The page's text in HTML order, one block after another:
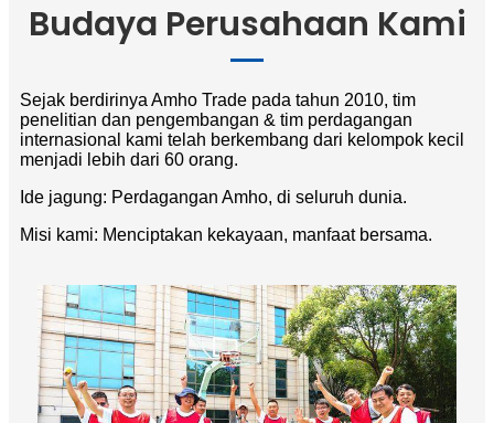
Budaya Perusahaan Kami
Sejak berdirinya Amho Trade pada tahun 2010, tim
penelitian dan pengembangan & tim perdagangan
internasional kami telah berkembang dari kelompok kecil
menjadi lebih dari 60 orang.
Ide jagung: Perdagangan Amho, di seluruh dunia.
Misi kami: Menciptakan kekayaan, manfaat bersama.